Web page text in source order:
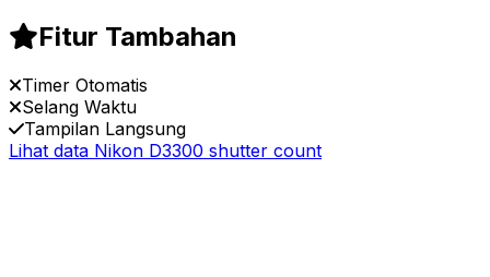
Fitur Tambahan
Timer Otomatis
Selang Waktu
Tampilan Langsung
Lihat data Nikon D3300 shutter count